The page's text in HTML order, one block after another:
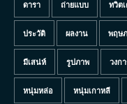
ดารา ถ่ายแบบ ทวิต
ประวัติ ผลงาน พฤษ
มีเสน่ห์ รูปภาพ วงก
หนุ่มหล่อ หนุ่มเกาหลี